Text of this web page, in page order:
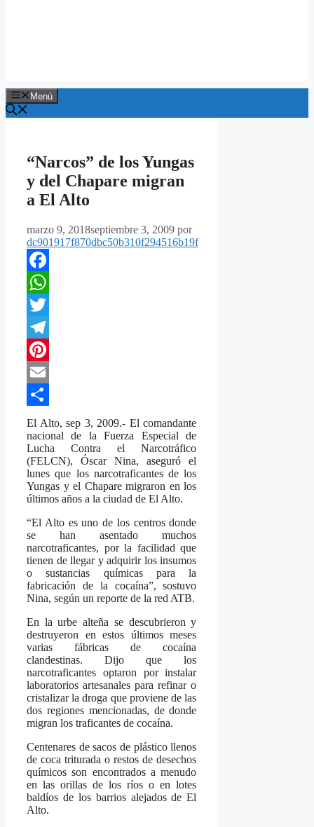
Menú
“Narcos” de los Yungas
y del Chapare migran
a El Alto
marzo 9, 2018septiembre 3, 2009 por
dc901917f870dbc50b310f294516b19f
Facebook
WhatsApp
Twitter
Telegram
Pinterest
Email
Compartir
El Alto, sep 3, 2009.- El comandante
nacional de la Fuerza Especial de
Lucha Contra el Narcotráfico
(FELCN), Óscar Nina, aseguró el
lunes que los narcotraficantes de los
Yungas y el Chapare migraron en los
últimos años a la ciudad de El Alto.
“El Alto es uno de los centros donde
se han asentado muchos
narcotraficantes, por la facilidad que
tienen de llegar y adquirir los insumos
o sustancias químicas para la
fabricación de la cocaína”, sostuvo
Nina, según un reporte de la red ATB.
En la urbe alteña se descubrieron y
destruyeron en estos últimos meses
varias fábricas de cocaína
clandestinas. Dijo que los
narcotraficantes optaron por instalar
laboratorios artesanales para refinar o
cristalizar la droga que proviene de las
dos regiones mencionadas, de donde
migran los traficantes de cocaína.
Centenares de sacos de plástico llenos
de coca triturada o restos de desechos
químicos son encontrados a menudo
en las orillas de los ríos o en lotes
baldíos de los barrios alejados de El
Alto.